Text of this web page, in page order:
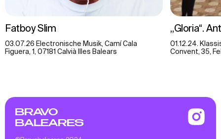
Fatboy Slim
03.07.26 Electronische Musik, Camí Cala
Figuera, 1, 07181 Calvià Illes Balears
„Gloria“.
01.12.24.
Convent, 35,
BRAVO
BALEARES